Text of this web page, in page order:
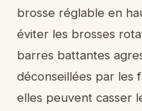
brosse réglable en
éviter les brosses
barres battantes
déconseillées par les
elles peuvent casser